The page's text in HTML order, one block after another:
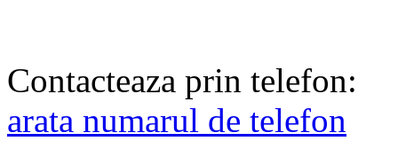
Contacteaza prin telefon:
arata numarul de telefon